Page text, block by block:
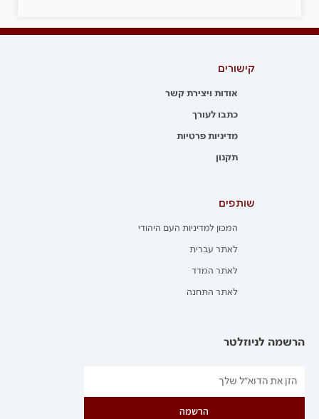
קישורים
אודות ויצירת קשר
כתבו לעורך
מדיניות פרטיות
תקנון
שותפים
המכון למדיניות העם היהודי
לאתר עברית
לאתר המדד
לאתר התחנה
הרשמה לניוזלטר
הרשמה